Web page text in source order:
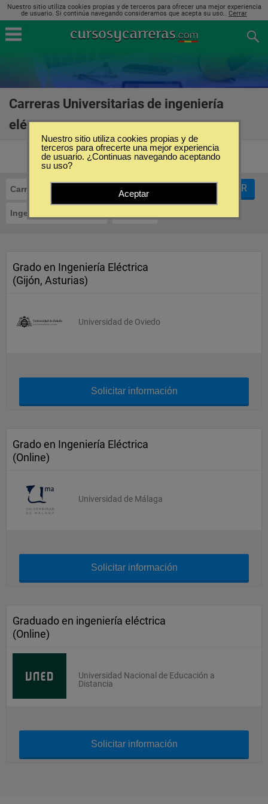
Nuestro sitio utiliza cookies propias y de terceros para ofrecer una mejor experiencia
de usuario. Si continúa navegando consideramos que acepta su uso.. Cerrar
Carreras Universitarias de ingeniería
eléctrica en Gijón
Carreras Universitarias
Ingeniería Eléctrica
FILTRAR
Grado en Ingeniería Eléctrica
(Gijón, Asturias)
Universidad de Oviedo
Solicitar información
Grado en Ingeniería Eléctrica
(Online)
Universidad de Málaga
Solicitar información
Graduado en ingeniería eléctrica
(Online)
Universidad Nacional de Educación a
Distancia
Solicitar información
Nuestro sitio utiliza cookies propias y de
terceros para ofrecerte una mejor experiencia
de usuario. ¿Continuas navegando aceptando
su uso?
Aceptar